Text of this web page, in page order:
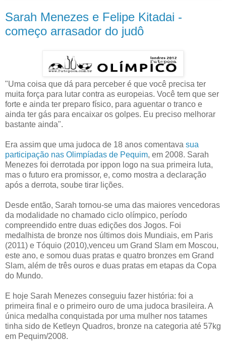
Sarah Menezes e Felipe Kitadai -
começo arrasador do judô
"Uma coisa que dá para perceber é que você precisa ter
muita força para lutar contra as europeias. Você tem que ser
forte e ainda ter preparo físico, para aguentar o tranco e
ainda ter gás para encaixar os golpes. Eu preciso melhorar
bastante ainda".
Era assim que uma judoca de 18 anos comentava sua
participação nas Olimpíadas de Pequim, em 2008. Sarah
Menezes foi derrotada por ippon logo na sua primeira luta,
mas o futuro era promissor, e, como mostra a declaração
após a derrota, soube tirar lições.
Desde então, Sarah tornou-se uma das maiores vencedoras
da modalidade no chamado ciclo olímpico, período
compreendido entre duas edições dos Jogos. Foi
medalhista de bronze nos últimos dois Mundiais, em Paris
(2011) e Tóquio (2010),venceu um Grand Slam em Moscou,
este ano, e somou duas pratas e quatro bronzes em Grand
Slam, além de três ouros e duas pratas em etapas da Copa
do Mundo.
E hoje Sarah Menezes conseguiu fazer história: foi a
primeira final e o primeiro ouro de uma judoca brasileira. A
única medalha conquistada por uma mulher nos tatames
tinha sido de Ketleyn Quadros, bronze na categoria até 57kg
em Pequim/2008.